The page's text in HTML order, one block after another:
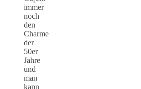
immer
noch
den
Charme
der
50er
Jahre
und
man
kann